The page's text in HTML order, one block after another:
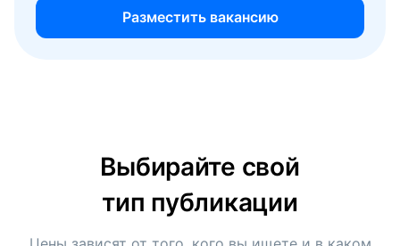
Разместить вакансию
Выбирайте свой
тип публикации